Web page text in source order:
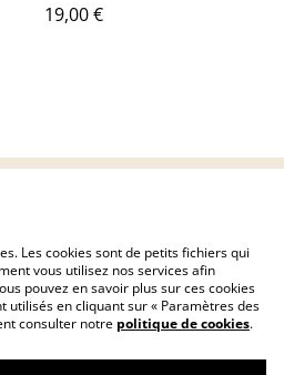
19,00 €
Politique de cookies
Les cookies sont de petits fichiers qui
vous utilisez nos services afin
pouvez en savoir plus sur ces cookies
utilisés en cliquant sur « Paramètres des
consulter notre politique de cookies.